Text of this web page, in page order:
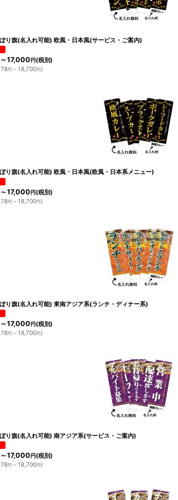
り旗(名入れ可能) 欧風・日本風(サービス・ご案内)
～17,000 円 (税別)
円 ～18,700円)
り旗(名入れ可能) 欧風・日本風(欧風・日本系メニュー)
～17,000 円 (税別)
円 ～18,700円)
り旗(名入れ可能) 東南アジア系(ランチ・ディナー系)
～17,000 円 (税別)
円 ～18,700円)
り旗(名入れ可能) 南アジア系(サービス・ご案内)
～17,000 円 (税別)
円 ～18,700円)